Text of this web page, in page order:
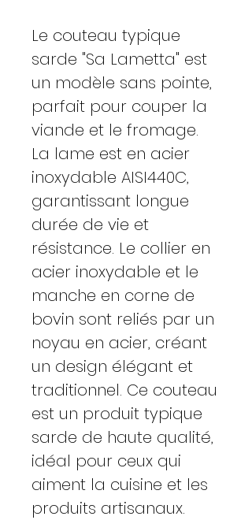
Le couteau typique
sarde "Sa Lametta" est
un modèle sans pointe,
parfait pour couper la
viande et le fromage.
La lame est en acier
inoxydable AISI440C,
garantissant longue
durée de vie et
résistance. Le collier en
acier inoxydable et le
manche en corne de
bovin sont reliés par un
noyau en acier, créant
un design élégant et
traditionnel. Ce couteau
est un produit typique
sarde de haute qualité,
idéal pour ceux qui
aiment la cuisine et les
produits artisanaux.